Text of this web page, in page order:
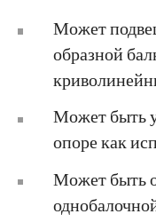
Может
образной
Может быть
опоре как
Может быть